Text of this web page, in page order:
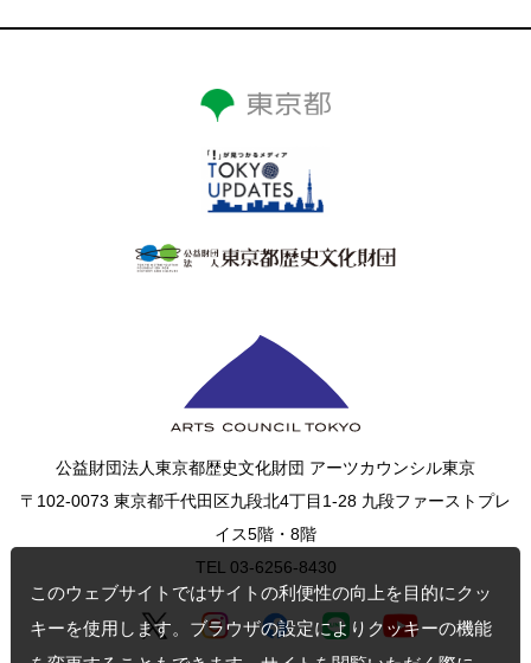
このウェブサイトではサイトの利便性の向上を目的にクッ
キーを使用します。ブラウザの設定によりクッキーの機能
公益財団法人東京都歴史文化財団 アーツカウンシル東京
〒102-0073 東京都千代田区九段北4丁目1-28 九段ファーストプレ
イス5階・8階
TEL 03-6256-8430